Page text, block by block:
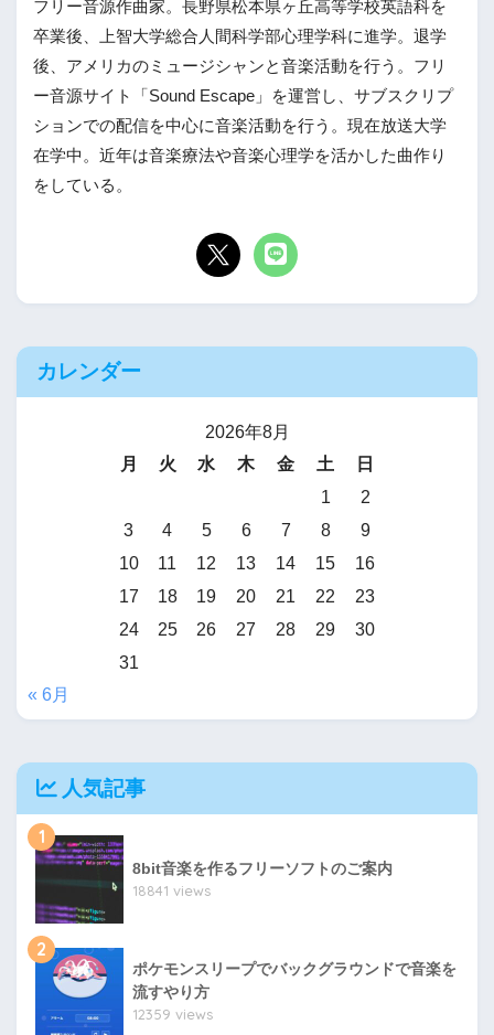
フリー音源作曲家。長野県松本県ヶ丘高等学校英語科を
卒業後、上智大学総合人間科学部心理学科に進学。退学
後、アメリカのミュージシャンと音楽活動を行う。フリ
ー音源サイト「Sound Escape」を運営し、サブスクリプ
ションでの配信を中心に音楽活動を行う。現在放送大学
在学中。近年は音楽療法や音楽心理学を活かした曲作り
をしている。
カレンダー
2026年8月
月
火 水 木 金 土
日
1
2
3
4 5 6 7 8
9
10
11 12 13 14 15
16
17
18 19 20 21 22
23
24
25 26 27 28 29
30
31
« 6月
人気記事
1
8bit音楽を作るフリーソフトのご案内
18841 views
2
ポケモンスリープでバックグラウンドで音楽を
流すやり方
12359 views